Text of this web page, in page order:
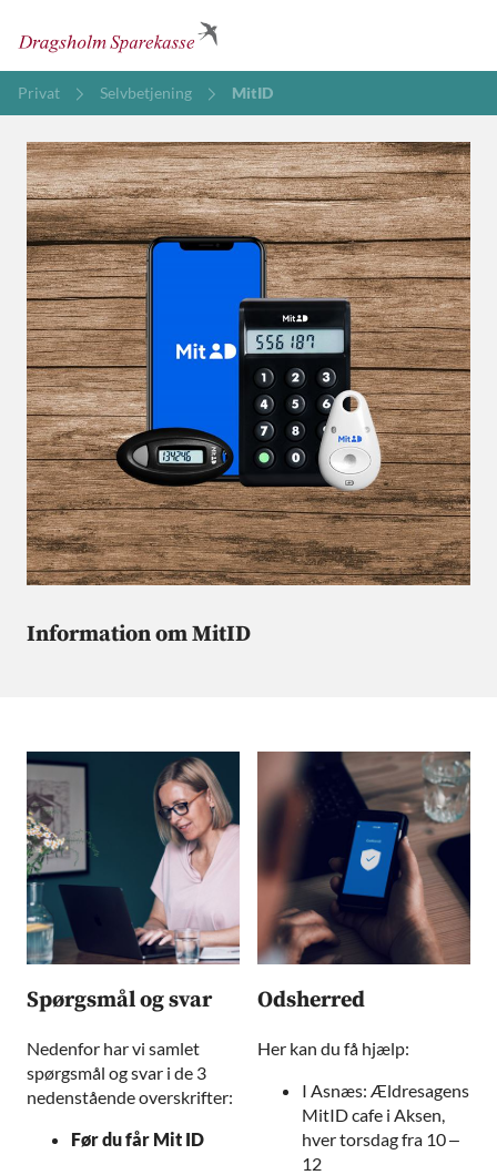
Privat Selvbetjening MitID
Information om MitID
Spørgsmål og svar
Nedenfor har vi samlet
spørgsmål og svar i de 3
nedenstående overskrifter:
Før du får Mit ID
Odsherred
Her kan du få hjælp:
I Asnæs: Ældresagens
MitID cafe i Aksen,
hver torsdag fra 10 –
12